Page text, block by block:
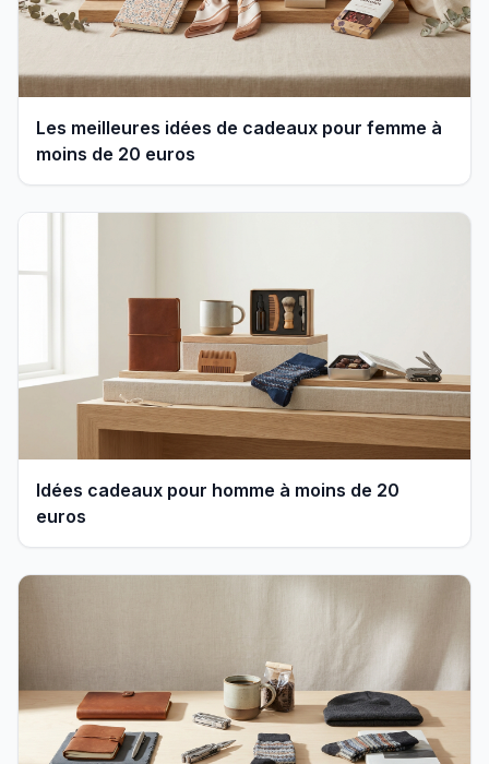
Les meilleures idées de cadeaux pour femme à
moins de 20 euros
Idées cadeaux pour homme à moins de 20
euros